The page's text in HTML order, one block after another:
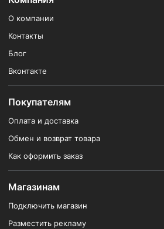
О компании
Контакты
Блог
Вконтакте
Покупателям
Оплата и доставка
Обмен и возврат товара
Как оформить заказ
Магазинам
Подключить магазин
Разместить рекламу